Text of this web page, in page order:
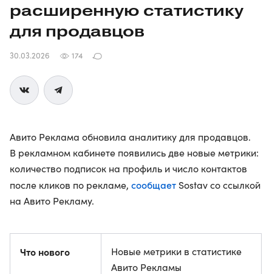
расширенную статистику
для продавцов
30.03.2026 174
Авито Реклама обновила аналитику для продавцов.
В рекламном кабинете появились две новые метрики:
количество подписок на профиль и число контактов
после кликов по рекламе, сообщает Sostav со ссылкой
на Авито Рекламу.
Что нового
Новые метрики в статистике
Авито Рекламы